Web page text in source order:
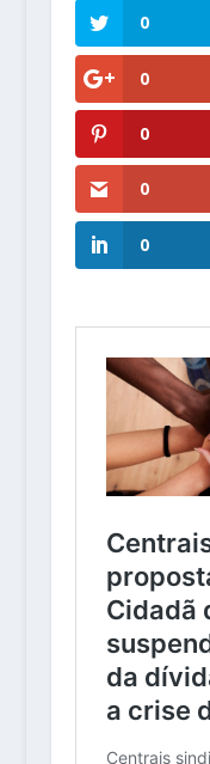
0
0
0
0
0